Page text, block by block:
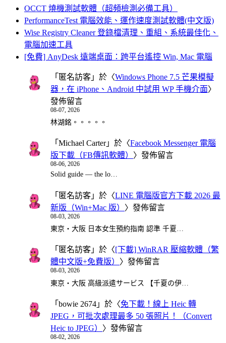
OCCT 燒機測試軟體（超頻檢測必備工具）
PerformanceTest 電腦效能、運作速度測試軟體(中文版)
Wise Registry Cleaner 登錄檔清理、重組、系統最佳化、
電腦加速工具
[免費] AnyDesk 遠端桌面：跨平台遙控 Win, Mac 電腦
「 匿名訪客 」於〈Windows Phone 7.5 芒果模擬
器，在 iPhone、Android 中試用 WP 手機介面〉
發佈留言
08-07, 2026
林湖銘。。。。。
「 Michael Carter」於〈Facebook Messenger 電腦
版下載（FB傳訊軟體） 〉發佈留言
08-06, 2026
Solid guide — the lo…
「 匿名訪客 」於〈LINE 電腦版官方下載 2026 最
新版（Win+Mac 版） 〉發佈留言
08-03, 2026
東京・大阪 日本女生預約指南 認準 千夏…
「 匿名訪客 」於〈 [下載] WinRAR 壓縮軟體（繁
體中文版+免費版）
〉發佈留言
08-03, 2026
東京・大阪 高級派遣サービス 【千夏の伊…
「 bowie 2674 」於〈免下載！線上 Heic 轉
JPEG，可批次處理最多 50 張照片！（Convert
Heic to JPEG） 〉發佈留言
08-02, 2026